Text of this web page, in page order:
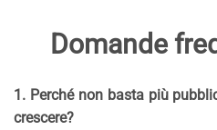
Domande
1. Perché non basta più
crescere?